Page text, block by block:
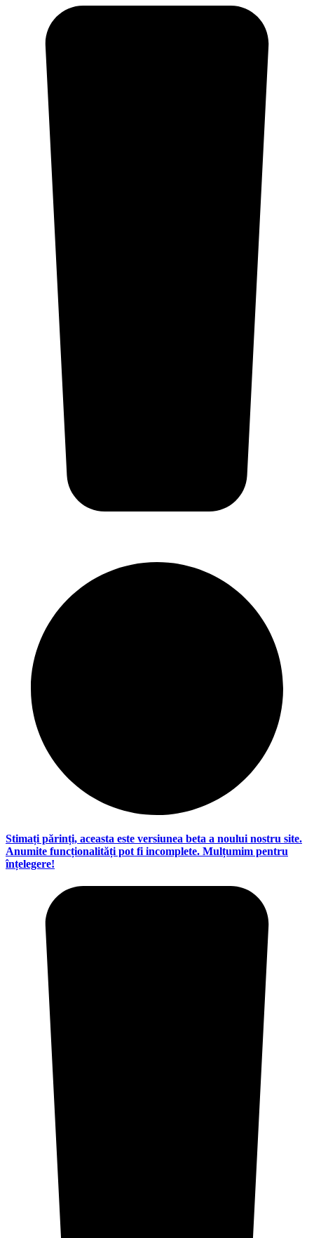
Stimați părinți, aceasta este versiunea beta a noului nostru site.
Anumite funcționalități pot fi incomplete. Mulțumim pentru
înțelegere!